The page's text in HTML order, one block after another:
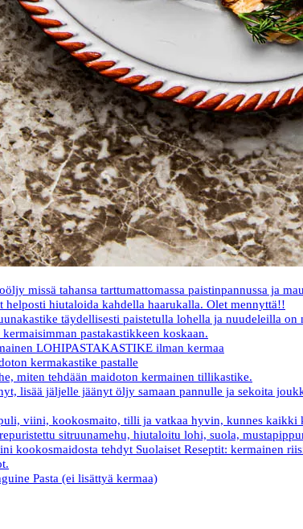
missä tahansa tarttumattomassa paistinpannussa ja
helposti hiutaloida kahdella haarukalla. Olet mennyttä!!
täydellisesti paistetulla lohella ja nuudeleilla
pastakastikkeen koskaan.
LOHIPASTAKASTIKE ilman kermaa
kermakastike pastalle
miten tehdään maidoton kermainen tillikastike.
lisää jäljelle jäänyt öljy samaan pannulle ja sekoita
viini, kookosmaito, tilli ja vatkaa hyvin, kunnes kaikki
sitruunamehu, hiutaloitu lohi, suola,
kookosmaidosta tehdyt Suolaiset Reseptit: kermainen
Pasta (ei lisättyä kermaa)